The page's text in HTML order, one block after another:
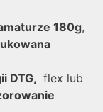
180g,
DTG, flex lub